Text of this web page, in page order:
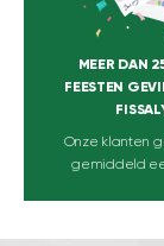
MEER DAN
FEESTEN
Onze klanten
gemiddeld